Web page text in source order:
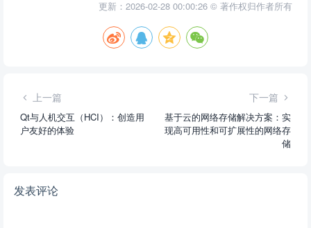
更新：2026-02-28 00:00:26 © 著作权归作者所有
上一篇
Qt与人机交互（HCI）：创造用
户友好的体验
下一篇
基于云的网络存储解决方案：实
现高可用性和可扩展性的网络存
储
发表评论